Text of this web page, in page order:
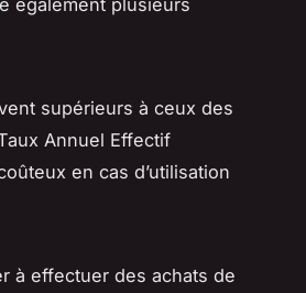
supérieurs à ceux des
Annuel Effectif
en cas d’utilisation
à effectuer des achats de